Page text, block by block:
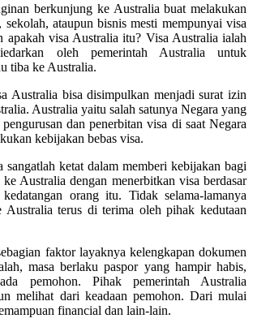
berkunjung ke Australia buat melakukan
sekolah, ataupun bisnis mesti mempunyai visa
apakah visa Australia itu? Visa Australia ialah
oleh pemerintah Australia untuk
tiba ke Australia.
Australia bisa disimpulkan menjadi surat izin
Australia yaitu salah satunya Negara yang
dan penerbitan visa di saat Negara
kebijakan bebas visa.
sangatlah ketat dalam memberi kebijakan bagi
Australia dengan menerbitkan visa berdasar
orang itu. Tidak selama-lamanya
Australia terus di terima oleh pihak kedutaan
faktor layaknya kelengkapan dokumen
masa berlaku paspor yang hampir habis,
pemohon. Pihak pemerintah Australia
melihat dari keadaan pemohon. Dari mulai
financial dan lain-lain.